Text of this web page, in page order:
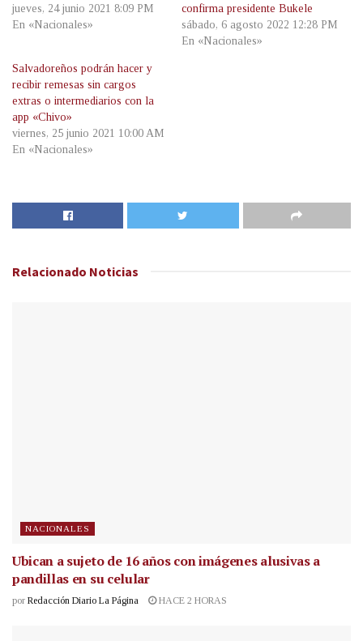
jueves, 24 junio 2021 8:09 PM
En «Nacionales»
confirma presidente Bukele
sábado, 6 agosto 2022 12:28 PM
En «Nacionales»
Salvadoreños podrán hacer y
recibir remesas sin cargos
extras o intermediarios con la
app «Chivo»
viernes, 25 junio 2021 10:00 AM
En «Nacionales»
Relacionado Noticias
NACIONALES
Ubican a sujeto de 16 años con imágenes alusivas a
pandillas en su celular
por Redacción Diario La Página HACE 2 HORAS